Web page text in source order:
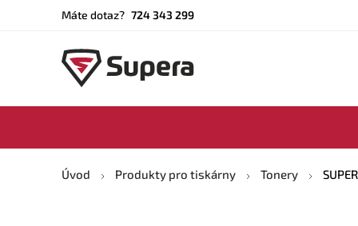
Máte dotaz? 724 343 299
Úvod Produkty pro tiskárny Tonery